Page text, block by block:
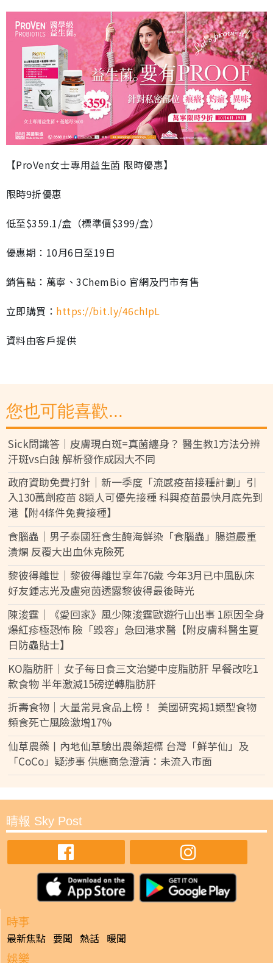
【ProVen女士專用益生菌 限時優惠】
限時9折優惠
低至$359.1/盒（標準價$399/盒）
優惠期：10月6日至19日
銷售點：萬寧、3ChemBio 官網及門市有售
立即購買： https://bit.ly/46chIpL
資料由客戶提供
您也可能喜歡...
Sick問識答｜皮膚現白斑=真菌纏身？ 醫生教1方法分辨
汗斑vs白蝕 解析發作成因大不同
政府資助免費打針｜新一季度「流感疫苗接種計劃」引
入130萬劑疫苗 8類人可優先接種 科興疫苗最快月底先到
港【附4條件免費接種】
食腦蟲｜男子泰國狂食生醃海鮮染「食腦蟲」腸道嚴重
潰爛 反覆大出血休克險死
黎彼得離世｜黎彼得離世享年76歲 今年3月已中風臥床
好友鍾志光及盧宛茵透露黎彼得最後時光
陳浚霆｜《愛回家》風少陳浚霆歐遊行山出事 1原因全身
爆紅疹極恐怖 險「毀容」急回港求醫【附皮膚科醫生夏
日防蟲貼士】
KO脂肪肝｜女子每日食三文治變中度脂肪肝 早餐改吃1
款食物 半年激減15磅逆轉脂肪肝
折壽食物｜大量常見食品上榜！ 美國研究揭1類型食物
頻食死亡風險激增17%
仙草農藥丨內地仙草驗出農藥超標 台灣「鮮芋仙」及
「CoCo」疑涉事 供應商急澄清：未流入市面
晴報 Sky Post
時事
最新焦點 要聞 熱話 暖聞
娛樂